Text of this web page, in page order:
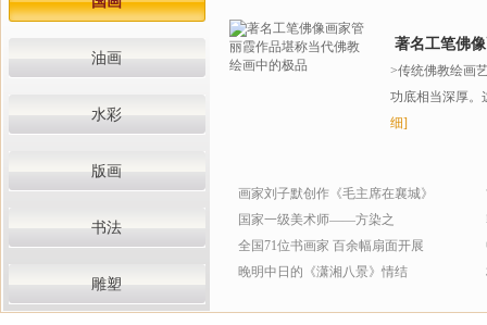
油画
水彩
版画
书法
雕塑
著名工笔佛
>传统佛教绘画
功底相当深厚。
细]
画家刘子默创作《毛主席在襄城》
国家一级美术师——方染之
全国71位书画家 百余幅扇面开展
晚明中日的《潇湘八景》情结